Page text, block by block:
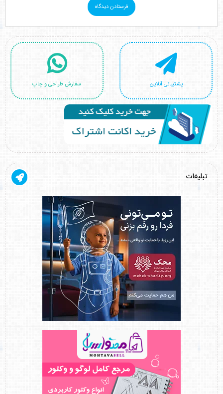
پشتیبانی آنلاین سفارش طراحی و چاپ
تبلیغات